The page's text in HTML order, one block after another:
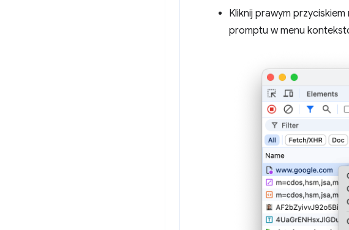
Kliknij prawym
promptu w menu